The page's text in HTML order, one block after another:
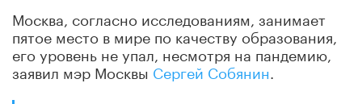
Москва, согласно исследованиям, занимает
пятое место в мире по качеству образования,
его уровень не упал, несмотря на пандемию,
заявил мэр Москвы Сергей Собянин